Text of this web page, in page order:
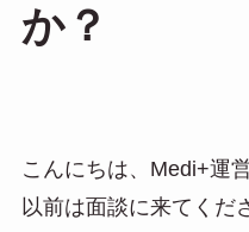
か？
こんにちは、Medi+運営
以前は面談に来てくだ